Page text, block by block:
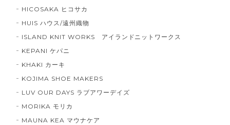
HICOSAKA ヒコサカ
HUIS ハウス/遠州織物
ISLAND KNIT WORKS アイランドニットワークス
KEPANI ケパニ
KHAKI カーキ
KOJIMA SHOE MAKERS
LUV OUR DAYS ラブアワーデイズ
MORIKA モリカ
MAUNA KEA マウナケア